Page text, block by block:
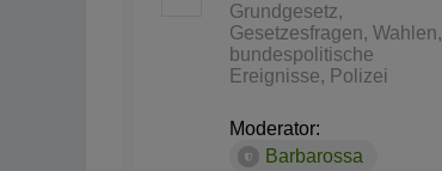
Grundgesetz,
Gesetzesfragen, Wahlen,
bundespolitische
Ereignisse, Polizei
Moderator:
Barbarossa